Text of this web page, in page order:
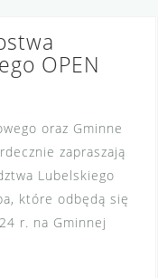
OPEN
oraz Gminne
zapraszają
Lubelskiego
które odbędą się
r. na Gminnej